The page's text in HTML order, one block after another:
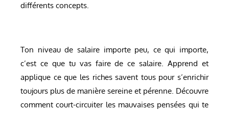
différents concepts.
Ton niveau de salaire importe peu, ce qui importe,
c’est ce que tu vas faire de ce salaire. Apprend et
applique ce que les riches savent tous pour s’enrichir
toujours plus de manière sereine et pérenne. Découvre
comment court-circuiter les mauvaises pensées qui te